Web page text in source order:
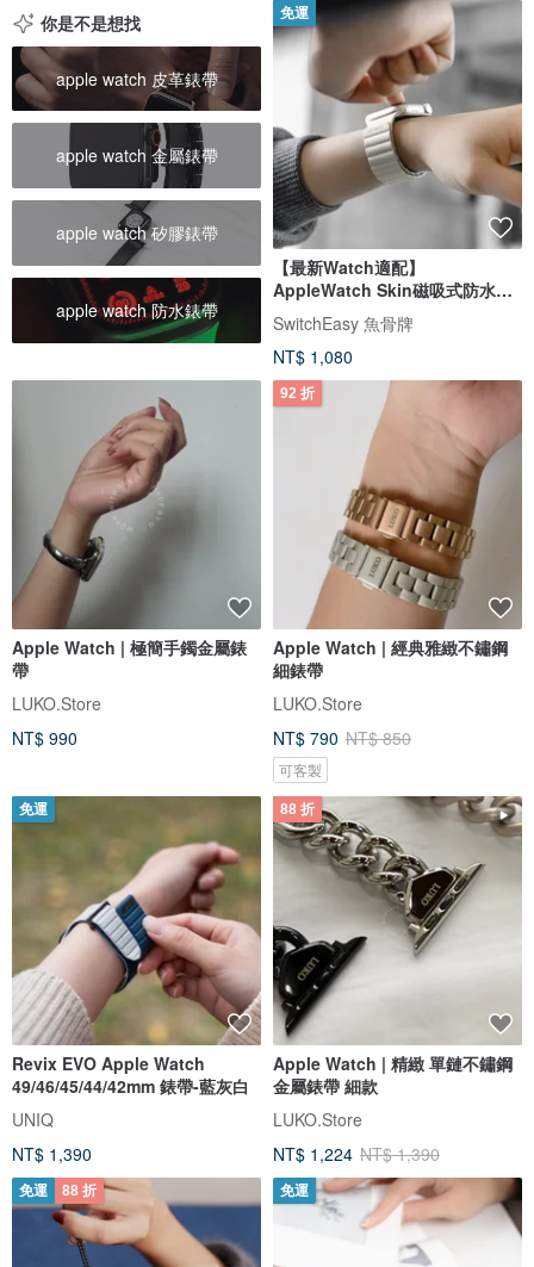
你是不是想找
apple watch 皮革錶帶
apple watch 金屬錶帶
apple watch 矽膠錶帶
apple watch 防水錶帶
免運
【最新Watch適配】
AppleWatch Skin磁吸式防水矽
膠錶帶
SwitchEasy 魚骨牌
NT$ 1,080
Apple Watch | 極簡手鐲金屬錶
帶
LUKO.Store
NT$ 990
92 折
Apple Watch | 經典雅緻不鏽鋼
細錶帶
LUKO.Store
NT$ 790 NT$ 850
可客製
免運
Revix EVO Apple Watch
49/46/45/44/42mm 錶帶-藍灰白
UNIQ
NT$ 1,390
88 折
Apple Watch | 精緻 單鏈不鏽鋼
金屬錶帶 細款
LUKO.Store
NT$ 1,224 NT$ 1,390
免運 88 折 免運